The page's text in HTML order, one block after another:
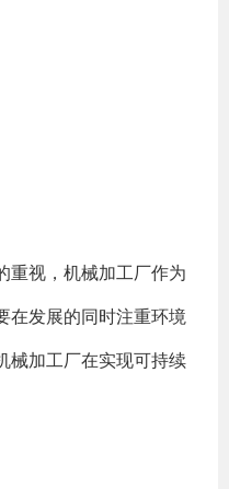
重视，机械加工厂作为
在发展的同时注重环境
械加工厂在实现可持续